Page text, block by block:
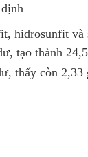
hidrosunfit
tạo thành
thấy còn